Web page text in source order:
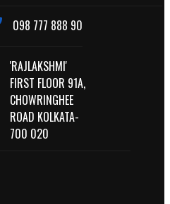
098 777 888 90
'RAJLAKSHMI'
FIRST FLOOR 91A,
CHOWRINGHEE
ROAD KOLKATA-
700 020